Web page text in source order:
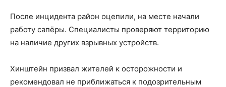
После инцидента район оцепили, на месте начали
работу сапёры. Специалисты проверяют территорию
на наличие других взрывных устройств.
Хинштейн призвал жителей к осторожности и
рекомендовал не приближаться к подозрительным